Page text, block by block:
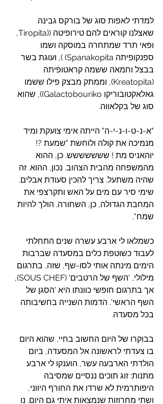
למדתי לאפות סוג של בורקס גבינה
שאצלנו קוראים להם טירופיטה ((Tiropita,
ופאי תרד שמתחרה במוסקה ושמו
ספנקופיתה Spanakopita) ), ועוגת בשר
בבצל וחמאה ששמה קראטופיתה
(Kreatopita), וממתק מבצק פילו ששמו
גאלאקטובוריקו Galactobouriko)), שהוא
סוג של בקלאווה.
"א-נ-ט-ו-נ-י-ה" הייתה אימי צועקת ומיד
מנמיכה את קולה ולוחשת "שמעת ?!
יוהאניס מת ! ששששששש. כן, ההוא
מהמשפחה מהבית הצהוב. נכון, ההוא. זה
שהיה משתעל. צריך להכין סעודת אבלים.
שימי סיר עם מים על האש ותקרצפי את
המחבת הגדולה, כן, השחורה. הולך להיות
שמח".
כשמלאו לי ארבע עשרה שנים התחלתי
לעבוד כשוטפת כלים במסעדה שברבות
הימים מינתה אותי לסו-שף, שזה, בתרגום
מילולי, 'השף של הרטבים' (SOUS CHEF),
אך בתרגום חופשי כוונתו היא 'הסגן של
השף הראשי'. הדמות השנייה בחשיבותה
בכל מסעדה.
בבוקרו של היום החשוב בחיי, שהוא היום
בו צעדתי לראשונה אל המסעדה, ביום
הולדתי הארבעה עשר, הוענקו לי ארבע
מתנות: זוג תוכים ננסיים שמסיבה
היפותרמית לא שרדו את החורף היווני,
ושתי מחרוזות שנמצאות איתי גם היום. נו